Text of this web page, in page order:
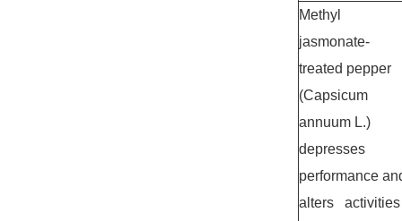
Methyl
jasmonate-
treated pepper
(Capsicum
annuumL.)
depresses
performance
alters activities